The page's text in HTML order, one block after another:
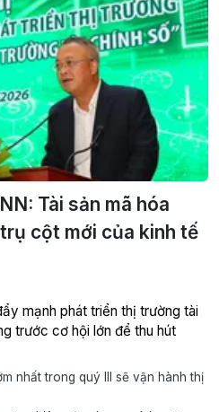
Tài sản mã hóa
cột mới của kinh tế
mạnh phát triển thị trường tài
trước cơ hội lớn để thu hút
nhất trong quý III sẽ vận hành thị